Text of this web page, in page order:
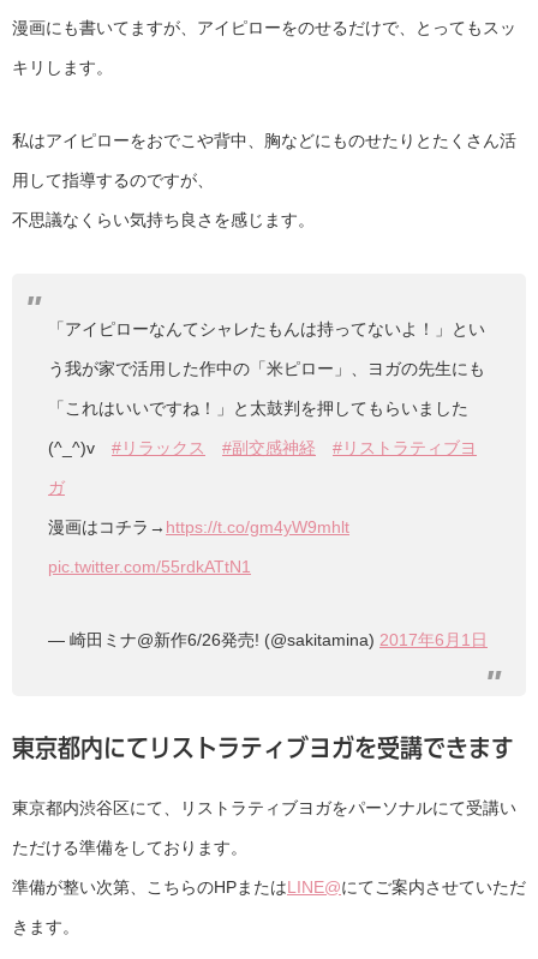
漫画にも書いてますが、アイピローをのせるだけで、とってもスッ
キリします。
私はアイピローをおでこや背中、胸などにものせたりとたくさん活
用して指導するのですが、
不思議なくらい気持ち良さを感じます。
「アイピローなんてシャレたもんは持ってないよ！」とい
う我が家で活用した作中の「米ピロー」、ヨガの先生にも
「これはいいですね！」と太鼓判を押してもらいました
(^_^)v #リラックス #副交感神経 #リストラティブヨ
ガ
漫画はコチラ→ https://t.co/gm4yW9mhlt
pic.twitter.com/55rdkATtN1
— 崎田ミナ@新作6/26発売! (@sakitamina) 2017年6月1日
東京都内にてリストラティブヨガを受講できます
東京都内渋谷区にて、リストラティブヨガをパーソナルにて受講い
ただける準備をしております。
準備が整い次第、こちらのHPまたはLINE@にてご案内させていただ
きます。